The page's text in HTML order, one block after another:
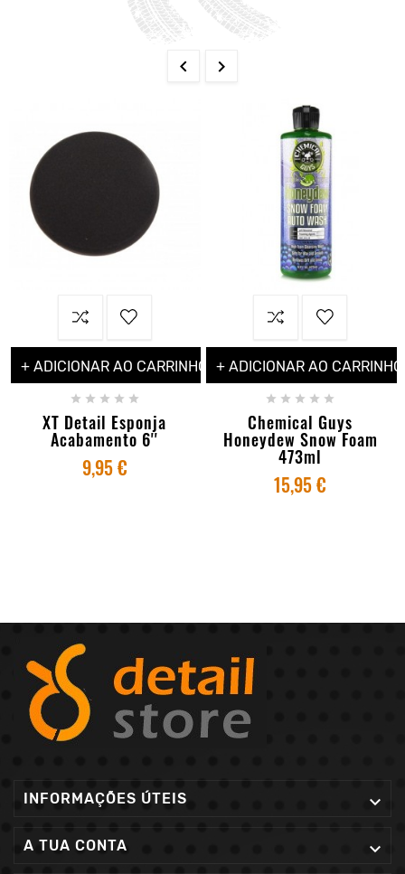
 
+ ADICIONAR AO CARRINHO
    
XT Detail Esponja
Acabamento 6''
9,95 €
+ ADICIONAR AO CARRINHO
    
Chemical Guys
Honeydew Snow Foam
473ml
15,95 €
INFORMAÇÕES ÚTEIS 
A TUA CONTA 